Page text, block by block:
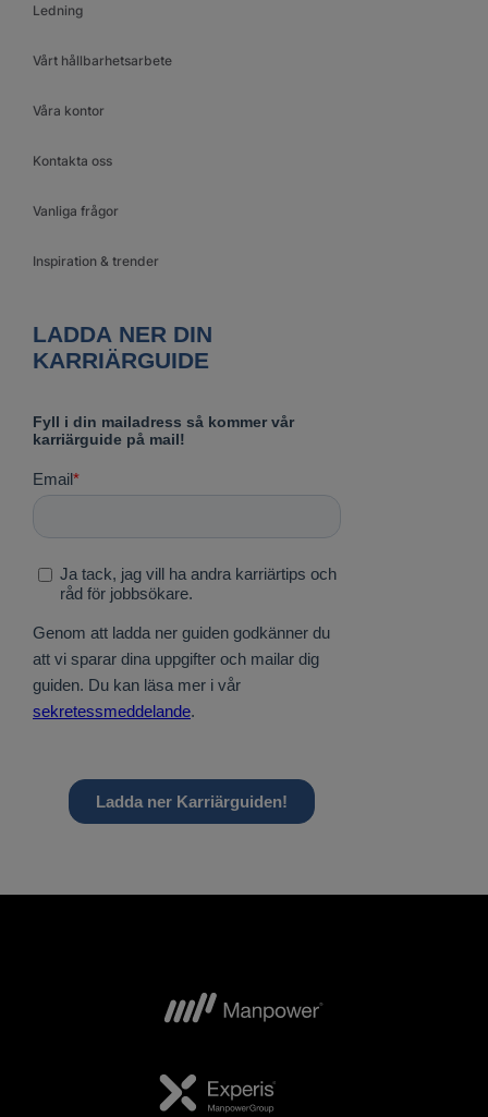
Ledning
Vårt hållbarhetsarbete
Våra kontor
Kontakta oss
Vanliga frågor
Inspiration & trender